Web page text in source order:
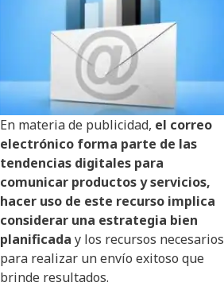
En materia de publicidad, el correo
electrónico forma parte de las
tendencias digitales para
comunicar productos y servicios,
hacer uso de este recurso implica
considerar una estrategia bien
planificada y los recursos necesarios
para realizar un envío exitoso que
brinde resultados.